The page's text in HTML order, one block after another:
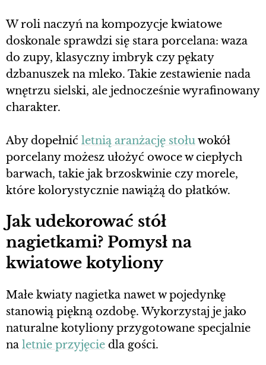
W roli naczyń na kompozycje kwiatowe
doskonale sprawdzi się stara porcelana: waza
do zupy, klasyczny imbryk czy pękaty
dzbanuszek na mleko. Takie zestawienie nada
wnętrzu sielski, ale jednocześnie wyrafinowany
charakter.
Aby dopełnić letnią aranżację stołuwokół
porcelany możesz ułożyć owoce w ciepłych
barwach, takie jak brzoskwinie czy morele,
które kolorystycznie nawiążą do płatków.
Jak udekorować stół
nagietkami? Pomysł na
kwiatowe kotyliony
Małe kwiaty nagietka nawet w pojedynkę
stanowią piękną ozdobę. Wykorzystaj je jako
naturalne kotyliony przygotowane specjalnie
na letnie przyjęcie dla gości.